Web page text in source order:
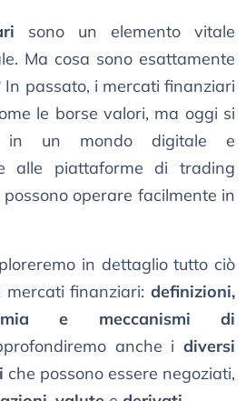
sono un elemento vitale
Ma cosa sono esattamente
In passato, i mercati finanziari
le borse valori, ma oggi si
in un mondo digitale e
alle piattaforme di trading
operare facilmente in
in dettaglio tutto ciò
finanziari: definizioni,
e meccanismi di
anche i diversi
che possono essere negoziati,